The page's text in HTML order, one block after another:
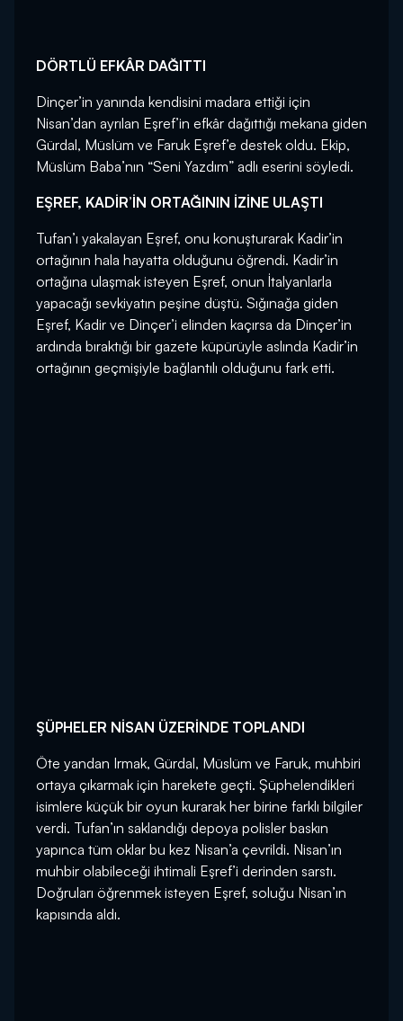
DÖRTLÜ EFKÂR DAĞITTI
Dinçer’in yanında kendisini madara ettiği için
Nisan’dan ayrılan Eşref’in efkâr dağıttığı mekana giden
Gürdal, Müslüm ve Faruk Eşref’e destek oldu. Ekip,
Müslüm Baba’nın “Seni Yazdım” adlı eserini söyledi.
EŞREF, KADİR’İN ORTAĞININ İZİNE ULAŞTI
Tufan’ı yakalayan Eşref, onu konuşturarak Kadir’in
ortağının hala hayatta olduğunu öğrendi. Kadir’in
ortağına ulaşmak isteyen Eşref, onun İtalyanlarla
yapacağı sevkiyatın peşine düştü. Sığınağa giden
Eşref, Kadir ve Dinçer’i elinden kaçırsa da Dinçer’in
ardında bıraktığı bir gazete küpürüyle aslında Kadir’in
ortağının geçmişiyle bağlantılı olduğunu fark etti.
ŞÜPHELER NİSAN ÜZERİNDE TOPLANDI
Öte yandan Irmak, Gürdal, Müslüm ve Faruk, muhbiri
ortaya çıkarmak için harekete geçti. Şüphelendikleri
isimlere küçük bir oyun kurarak her birine farklı bilgiler
verdi. Tufan’ın saklandığı depoya polisler baskın
yapınca tüm oklar bu kez Nisan’a çevrildi. Nisan’ın
muhbir olabileceği ihtimali Eşref’i derinden sarstı.
Doğruları öğrenmek isteyen Eşref, soluğu Nisan’ın
kapısında aldı.